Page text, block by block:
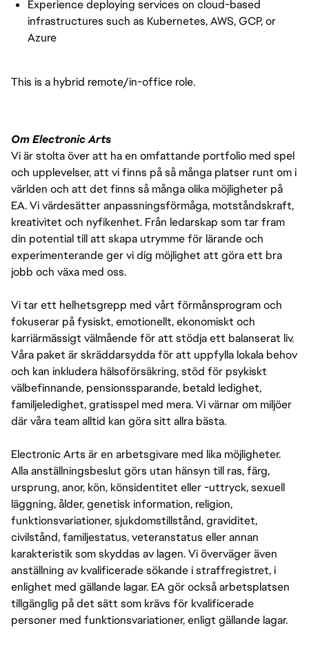
Experience deploying services on cloud-based
infrastructures such as Kubernetes, AWS, GCP, or
Azure
This is a hybrid remote/in-office role.
Om Electronic Arts
Vi är stolta över att ha en omfattande portfolio med spel
och upplevelser, att vi finns på så många platser runt om i
världen och att det finns så många olika möjligheter på
EA. Vi värdesätter anpassningsförmåga, motståndskraft,
kreativitet och nyfikenhet. Från ledarskap som tar fram
din potential till att skapa utrymme för lärande och
experimenterande ger vi dig möjlighet att göra ett bra
jobb och växa med oss.
Vi tar ett helhetsgrepp med vårt förmånsprogram och
fokuserar på fysiskt, emotionellt, ekonomiskt och
karriärmässigt välmående för att stödja ett balanserat liv.
Våra paket är skräddarsydda för att uppfylla lokala behov
och kan inkludera hälsoförsäkring, stöd för psykiskt
välbefinnande, pensionssparande, betald ledighet,
familjeledighet, gratisspel med mera. Vi värnar om miljöer
där våra team alltid kan göra sitt allra bästa.
Electronic Arts är en arbetsgivare med lika möjligheter.
Alla anställningsbeslut görs utan hänsyn till ras, färg,
ursprung, anor, kön, könsidentitet eller -uttryck, sexuell
läggning, ålder, genetisk information, religion,
funktionsvariationer, sjukdomstillstånd, graviditet,
civilstånd, familjestatus, veteranstatus eller annan
karakteristik som skyddas av lagen. Vi överväger även
anställning av kvalificerade sökande i straffregistret, i
enlighet med gällande lagar. EA gör också arbetsplatsen
tillgänglig på det sätt som krävs för kvalificerade
personer med funktionsvariationer, enligt gällande lagar.